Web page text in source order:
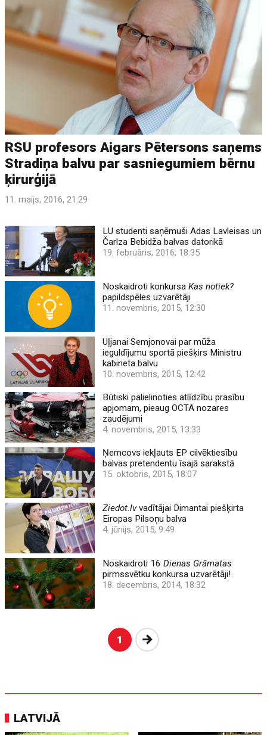
RSU profesors Aigars Pētersons saņems
Stradiņa balvu par sasniegumiem bērnu
ķirurģijā
11. maijs, 2016, 21:29
LU studenti saņēmuši Adas Lavleisas un
Čarlza Bebidža balvas datorikā
19. februāris, 2016, 18:35
Noskaidroti konkursaKas notiek?
papildspēles uzvarētāji
11. novembris, 2015, 12:30
Uļjanai Semjonovai par mūža
ieguldījumu sportā piešķirs Ministru
kabineta balvu
10. novembris, 2015, 12:42
Būtiski palielinoties atlīdzību prasību
apjomam, pieaug OCTA nozares
zaudējumi
4. novembris, 2015, 13:33
Ņemcovs iekļauts EP cilvēktiesību
balvas pretendentu īsajā sarakstā
15. oktobris, 2015, 18:07
Ziedot.lvvadītājai Dimantai piešķirta
Eiropas Pilsoņu balva
4. jūnijs, 2015, 9:49
Noskaidroti 16Dienas Grāmatas
pirmssvētku konkursa uzvarētāji!
18. decembris, 2014, 18:32
1 Nākošā
LATVIJĀ